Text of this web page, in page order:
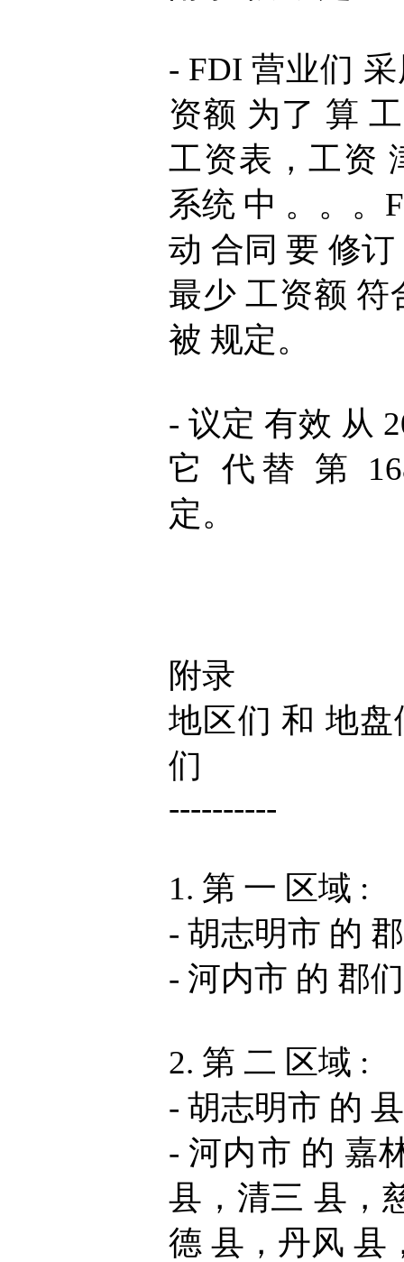
- FDI 营业们
资额 为了 算
工资表，工资
系统 中 。。。
动 合同 要 修
最少 工资额 符
被 规定。
- 议定 有效 从
它 代替 第
定。
附录
地区们 和 地
们
----------
1. 第 一 区域 :
- 胡志明市 的
- 河内市 的 郡
2. 第 二 区域 :
- 胡志明市 的
- 河内市 的 嘉
县，清三 县，
德 县，丹风 县